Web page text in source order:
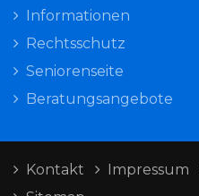
Informationen
Rechtsschutz
Seniorenseite
Beratungsangebote
Kontakt Impressum